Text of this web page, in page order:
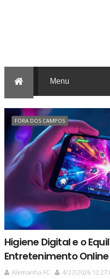
FORA DOS CAMPOS
Higiene Digital e o
Entretenimento Online
Alemanha FC
4/27/2026